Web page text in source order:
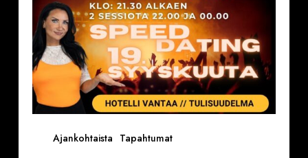
Ajankohtaista Tapahtumat
Vantaalla